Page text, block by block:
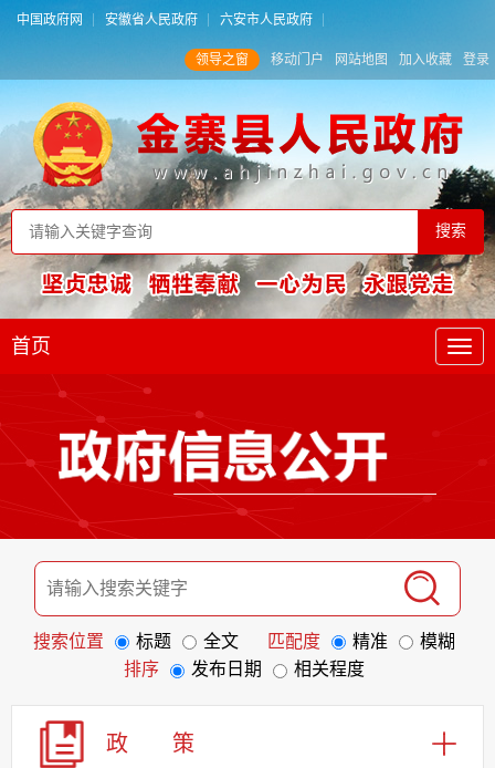
中国政府网 安徽省人民政府 六安市人民政府
领导之窗 移动门户 网站地图 加入收藏 登录
首页
搜索位置 标题 全文 匹配度 精准
模糊
排序
发布日期 相关程度
政 策